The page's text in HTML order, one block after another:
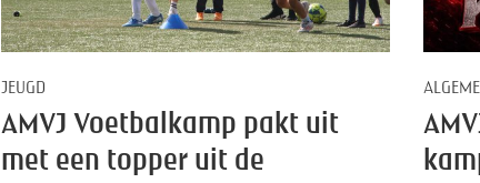
JEUGD
AMVJ Voetbalkamp pakt uit
met een topper uit de